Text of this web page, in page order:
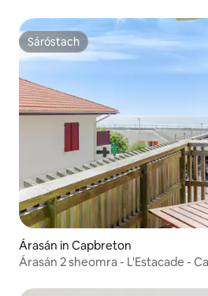
Sáróstach
Sáróstach
Árasán in Capbreton
Árasán 2 sheomra - L'Estacade -